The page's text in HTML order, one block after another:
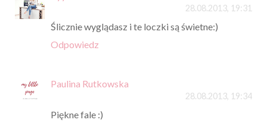
28.08.2013, 19:31
Ślicznie wyglądasz i te loczki są świetne:)
Odpowiedz
Paulina Rutkowska
28.08.2013, 19:34
Piękne fale :)